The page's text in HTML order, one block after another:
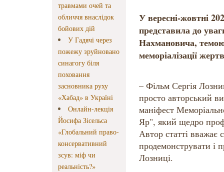
травмами очей та
обличчя внаслідок
бойових дій
У Гадячі через
пожежу зруйновано
синагогу біля
поховання
засновника руху
«Хабад» в Україні
Онлайн-лекція
Йосифа Зісельса
«Глобальний право-
консервативний
зсув: міф чи
реальність?»
У вересні-жовтні
представила до
Нахмановича,
меморіалізації
– Фільм Сергія
просто авторський
маніфест
Яр", який щедро
Автор статті вважає
продемонструвати і
Лозниці.